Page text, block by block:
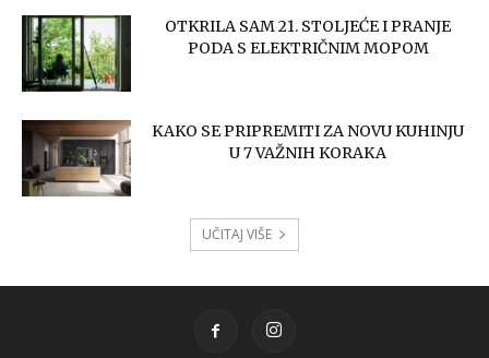
OTKRILA SAM 21. STOLJEĆE I PRANJE
PODA S ELEKTRIČNIM MOPOM
KAKO SE PRIPREMITI ZA NOVU KUHINJU
U 7 VAŽNIH KORAKA
UČITAJ VIŠE